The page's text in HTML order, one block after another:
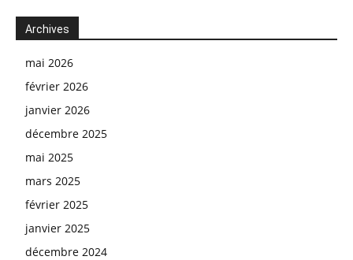
Archives
mai 2026
février 2026
janvier 2026
décembre 2025
mai 2025
mars 2025
février 2025
janvier 2025
décembre 2024